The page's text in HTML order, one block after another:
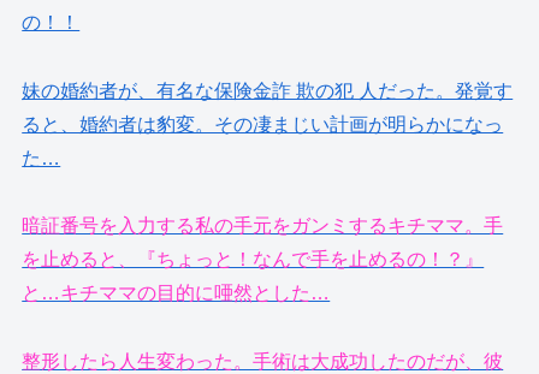
の！！
妹の婚約者が、有名な保険金詐 欺の犯 人だった。発覚す
ると、婚約者は豹変。その凄まじい計画が明らかになっ
た…
暗証番号を入力する私の手元をガンミするキチママ。手
を止めると、『ちょっと！なんで手を止めるの！？』
と…キチママの目的に唖然とした…
整形したら人生変わった。手術は大成功したのだが、彼